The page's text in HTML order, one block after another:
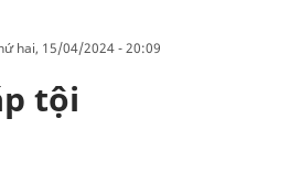
hai, 15/04/2024 - 20:09
tội